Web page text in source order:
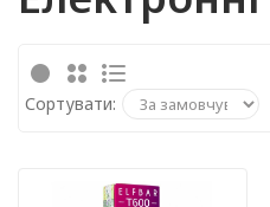
Сортувати: